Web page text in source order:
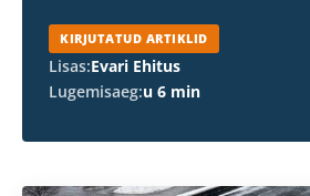
KIRJUTATUD ARTIKLID
Lisas:Evari Ehitus
Lugemisaeg:u 6 min